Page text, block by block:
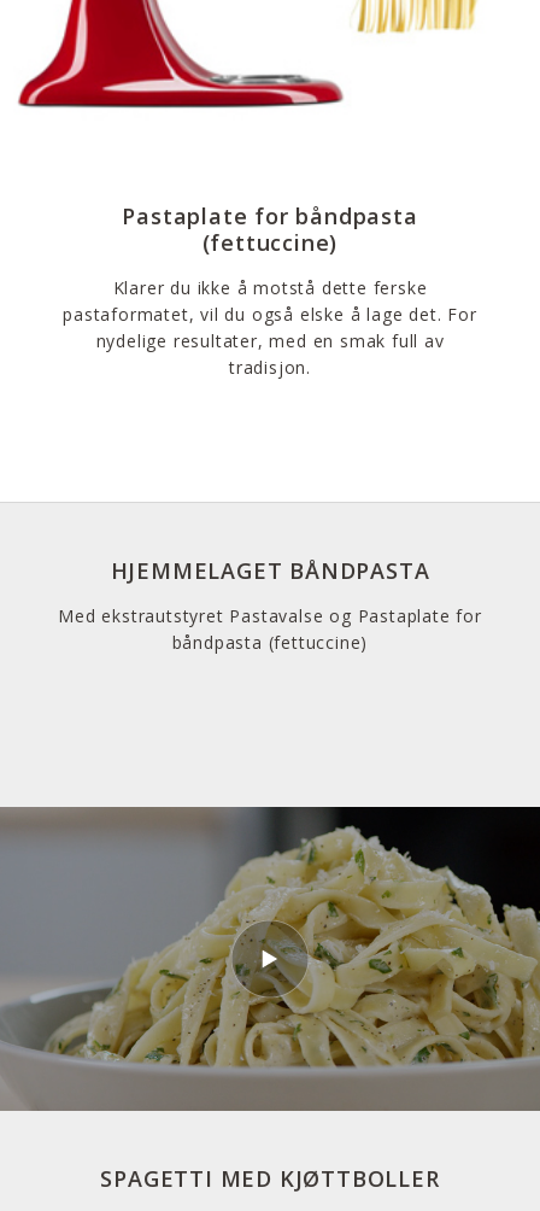
Pastaplate for båndpasta
(fettuccine)
Klarer du ikke å motstå dette ferske
pastaformatet, vil du også elske å lage det. For
nydelige resultater, med en smak full av
tradisjon.
HJEMMELAGET BÅNDPASTA
Med ekstrautstyret Pastavalse og Pastaplate for
båndpasta (fettuccine)
SPAGETTI MED KJØTTBOLLER